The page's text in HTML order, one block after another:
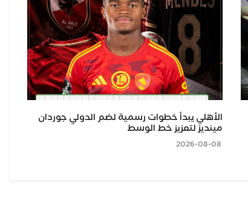
​الأهلي يبدأ خطوات رسمية لضم الدولي جوردان
مينديز لتعزيز خط الوسط